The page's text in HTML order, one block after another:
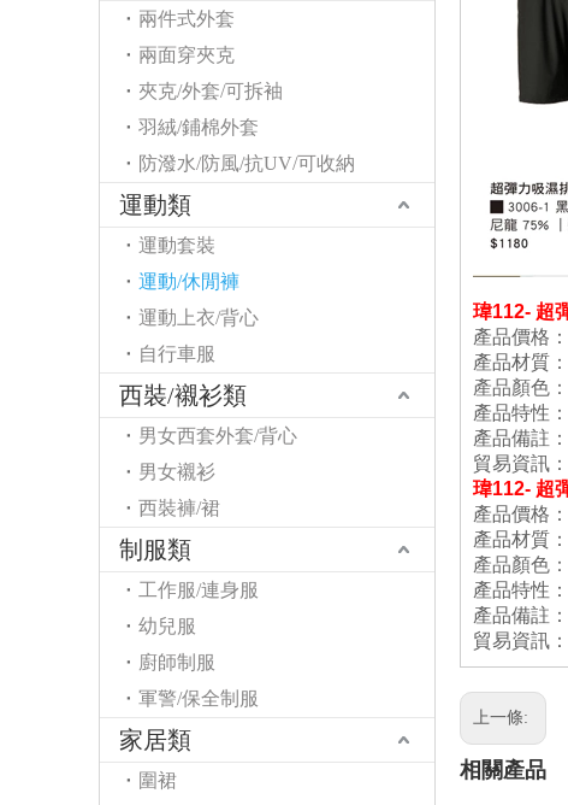
兩件式外套
兩面穿夾克
夾克/外套/可拆袖
羽絨/鋪棉外套
防潑水/防風/抗UV/可收納
運動類
運動套裝
運動/休閒褲
運動上衣/背心
自行車服
西裝/襯衫類
男女西套外套/背心
男女襯衫
西裝褲/裙
制服類
工作服/連身服
幼兒服
廚師制服
軍警/保全制服
家居類
圍裙
瑋112-
產品價格
產品材質
產品顏色
產品特性
產品備註
貿易資訊
瑋112-
產品價格
產品材質：
產品顏色
產品特性
產品備註
貿易資訊
上一條:
相關產品